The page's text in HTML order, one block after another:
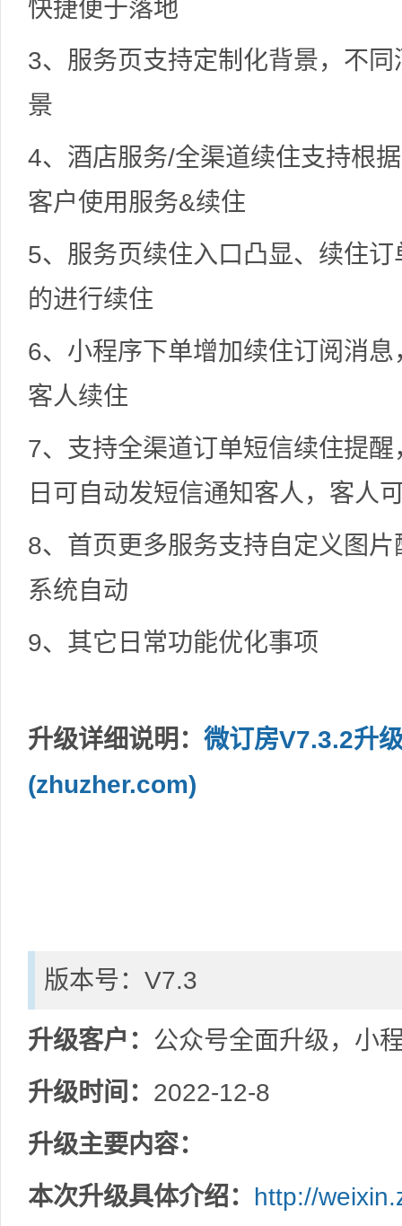
快捷便于落地
3、服务页支持定制化背景，不
景
4、酒店服务/全渠道续住支持根
客户使用服务&续住
5、服务页续住入口凸显、续住
的进行续住
6、小程序下单增加续住订阅消
客人续住
7、支持全渠道订单短信续住提
日可自动发短信通知客人，客人
8、首页更多服务支持自定义图
系统自动
9、其它日常功能优化事项
升级详细说明： 微订房V7.3.2升
(zhuzher.com)
版本号：V7.3
升级客户： 公众号全面升级，小
升级时间： 2022-12-8
升级主要内容：
本次升级具体介绍： http://